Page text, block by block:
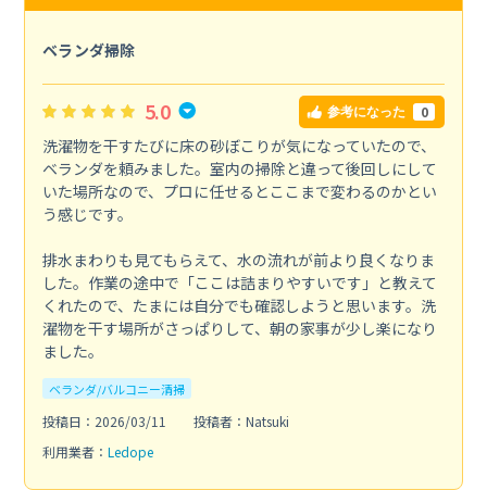
ベランダ掃除
5.0 参考になった 0
洗濯物を干すたびに床の砂ぼこりが気になっていたので、
ベランダを頼みました。室内の掃除と違って後回しにして
いた場所なので、プロに任せるとここまで変わるのかとい
う感じです。
排水まわりも見てもらえて、水の流れが前より良くなりま
した。作業の途中で「ここは詰まりやすいです」と教えて
くれたので、たまには自分でも確認しようと思います。洗
濯物を干す場所がさっぱりして、朝の家事が少し楽になり
ました。
ベランダ/バルコニー清掃
投稿日：2026/03/11
投稿者：Natsuki
利用業者： Ledope